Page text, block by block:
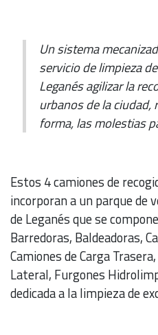
Un sistema
servicio de limpieza
Leganés agilizar la
urbanos de la ciudad,
forma, las molestias
Estos 4 camiones de
incorporan a un parque de
de Leganés que se
Barredoras, Baldeadoras,
Camiones de Carga
Lateral, Furgones
dedicada a la limpieza de